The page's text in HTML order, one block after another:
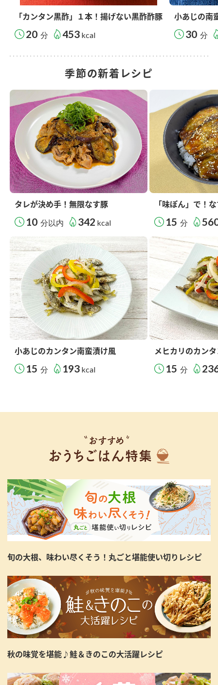
「カンタン黒酢」１本！揚げない黒酢酢豚
20 分 453 kcal
小あじの南
30 分
季節の新着レシピ
タレが決め手！無限なす豚
10 分以内 342 kcal
「味ぽん」で！
15 分
小あじのカンタン南蛮漬け風
15 分 193 kcal
メヒカリのカン
15 分
旬の大根、味わい尽くそう！丸ごと堪能使い切りレシピ
秋の味覚を堪能♪鮭＆きのこの大活躍レシピ